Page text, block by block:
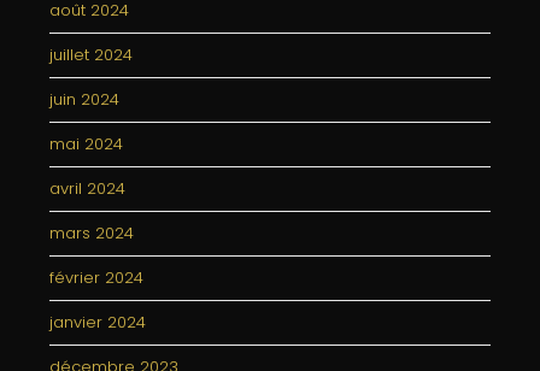
août 2024
juillet 2024
juin 2024
mai 2024
avril 2024
mars 2024
février 2024
janvier 2024